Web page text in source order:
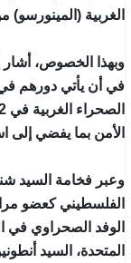
الغربية (المينورسو) من خلال
وبهذا الخصوص،
في أن يأتي دورهم في
الأمن بما يفضي إلى
وعبر فخامة السيد
الفلسطيني كعضو
الوفد الصحراوي في
المتحدة، السيد